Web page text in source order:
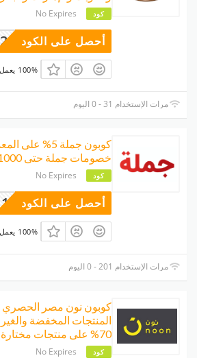
كود No Expires
أحصل على الكود
100% يعمل
مرات الإستخدام 31 - 0 اليوم
كوبون جملة 5%
خصومات جملة حتى 1000 درهم أو ريال
كود No Expires
أحصل على الكود
100% يعمل
مرات الإستخدام 201 - 0 اليوم
70% على منتجات مختارة من Noon
كود No Expires